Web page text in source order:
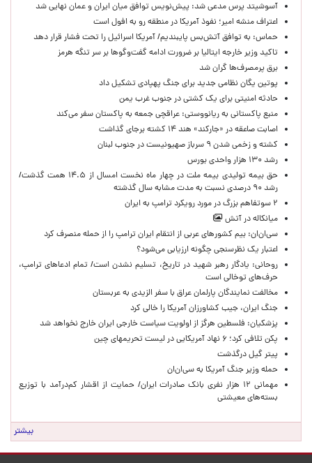
آسوشیتد پرس مدعی شد: پیش‌نویس توافق میان ایران و عمان نهایی شد
اعتراف منشه امیر؛ نفوذ آمریکا در منطقه رو به افول است
حماس: به توافق آتش‌بس پایبندیم/ آمریکا اسرائیل را تحت فشار قرار دهد
تاکید وزیر خارجه ایتالیا بر ضرورت ادامه گفت‌وگوها بر سر تنگه هرمز
برق پرمصرف‌ها گران شد
پوتین یگان نظامی جدید برای جنگ پهپادی تشکیل داد
حادثه امنیتی برای یک کشتی در جنوب غرب یمن
منبع پاکستانی به ریانووستی: عراقچی جمعه به پاکستان سفر می‌کند
اصابت صاعقه در «جارکند» هند ۱۴ کشته برجای گذاشت
کشته و زخمی شدن ۹ سرباز صهیونیست در جنوب لبنان
رشد ۱۳۰ هزار واحدی بورس
حق بیمه تولیدی بیمه ملت در چهار ماه نخست امسال از ۱۴.۵ همت گذشت/
رشد ۹۰ درصدی نسبت به مدت مشابه سال گذشته
۲ سوتفاهم بزرگ در مورد رویکرد ترامپ به ایران
میانکاله در آتش
سی‌ان‌ان: بیم کشورهای عربی از انتقام ایران ترامپ را از حمله منصرف کرد
اعتبار یک نظرسنجی چگونه ارزیابی می‌شود؟
روحانی: یادگار رهبر شهید در تاریخ، تسلیم نشدن است/ تمام ادعاهای ترامپ،
حرف‌های توخالی است
مخالفت نمایندگان پارلمان عراق با سفر الزیدی به عربستان
جنگ ایران، جیب کشاورزان آمریکا را خالی کرد
پزشکیان: فلسطین هرگز از اولویت سیاست خارجی ایران خارج نخواهد شد
پکن تلافی کرد؛ ۶ نهاد آمریکایی در لیست تحریمهای چین
پیتر گیل درگذشت
حمله وزیر جنگ آمریکا به سی‌ان‌ان
مهمانی ۱۲ هزار نفری بانک صادرات ایران/ حمایت از اقشار کم‌درآمد با توزیع
بسته‌های معیشتی
بیشتر